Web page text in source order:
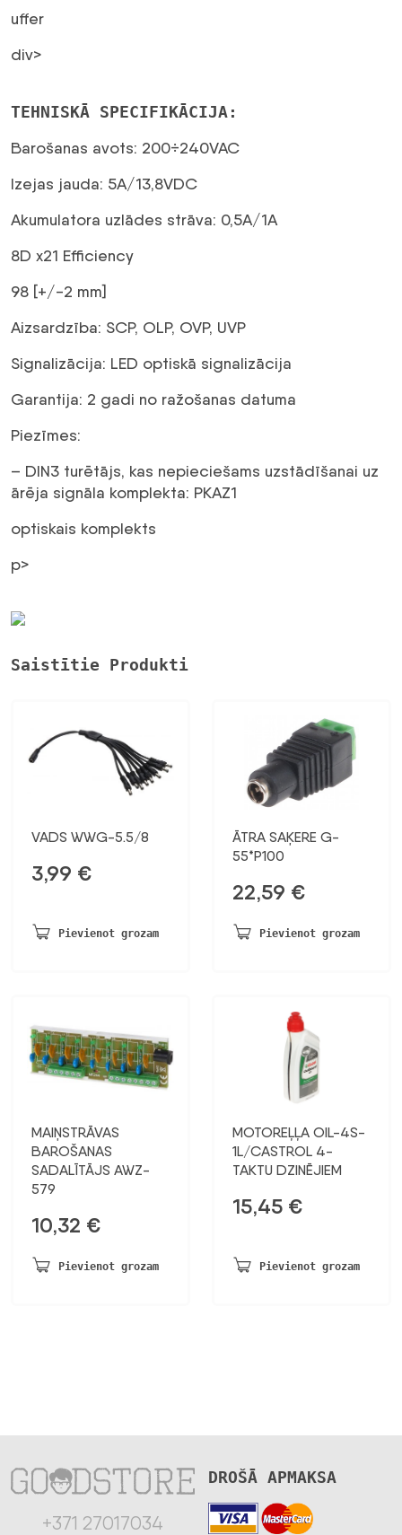
daudzums
uffer
div>
TEHNISKĀ SPECIFIKĀCIJA:
Barošanas avots: 200÷240VAC
Izejas jauda: 5A/13,8VDC
Akumulatora uzlādes strāva: 0,5A/1A
8D x21 Efficiency
98 [+/-2 mm]
Aizsardzība: SCP, OLP, OVP, UVP
Signalizācija: LED optiskā signalizācija
Garantija: 2 gadi no ražošanas datuma
Piezīmes:
– DIN3 turētājs, kas nepieciešams uzstādīšanai uz
ārēja signāla komplekta: PKAZ1
optiskais komplekts
p>
Saistītie Produkti
VADS WWG-5.5/8
3,99 €
Pievienot grozam
ĀTRA SAĶERE G-
55*P100
22,59 €
Pievienot grozam
MAIŅSTRĀVAS
BAROŠANAS
SADALĪTĀJS AWZ-
579
10,32 €
Pievienot grozam
MOTOREĻĻA OIL-4S-
1L/CASTROL 4-
TAKTU DZINĒJIEM
15,45 €
Pievienot grozam
+371 27017034
DROŠĀ APMAKSA